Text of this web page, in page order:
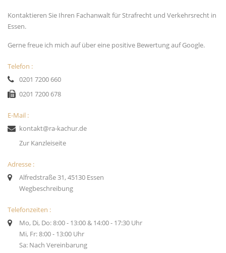
Kontaktieren Sie Ihren Fachanwalt fürStrafrecht und Verkehrsrecht in
Essen.
Gerne freue ich mich auf über eine positive Bewertung aufGoogle.
Telefon :
0201 7200 660
0201 7200 678
E-Mail :
kontakt@ra-kachur.de
Zur Kanzleiseite
Adresse :
Alfredstraße 31, 45130 Essen
Wegbeschreibung
Telefonzeiten :
Mo, Di, Do: 8:00 - 13:00 & 14:00 - 17:30 Uhr
Mi, Fr: 8:00 - 13:00 Uhr
Sa: Nach Vereinbarung